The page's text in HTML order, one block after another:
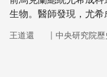
生物。醫師發現，尤
王道還 ｜ 中央研究院